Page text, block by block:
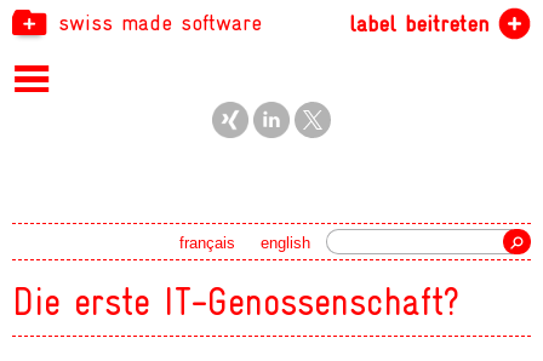
swiss made software label beitreten
english
français
Die erste IT-Genossenschaft?